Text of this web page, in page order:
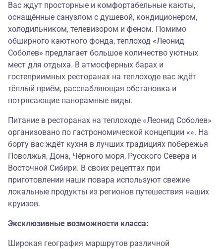
Вас ждут просторные и комфортабельные каюты,
оснащённые санузлом с душевой, кондиционером,
холодильником, телевизором и феном. Помимо
обширного каютного фонда, теплоход «Леонид
Соболев» предлагает большое количество уютных
мест для отдыха. В атмосферных барах и
гостеприимных ресторанах на теплоходе вас ждёт
тёплый приём, расслабляющая обстановка и
потрясающие панорамные виды.
Питание в ресторанах на теплоходе «Леонид Соболев»
организовано по гастрономической концепции «». На
борту вас ждёт кухня в лучших традициях побережья
Поволжья, Дона, Чёрного моря, Русского Севера и
Восточной Сибири. В своих рецептах при
приготовлении наши повара используют свежие
локальные продукты из регионов путешествия наших
круизов.
Эксклюзивные возможности класса:
Широкая география маршрутов различной